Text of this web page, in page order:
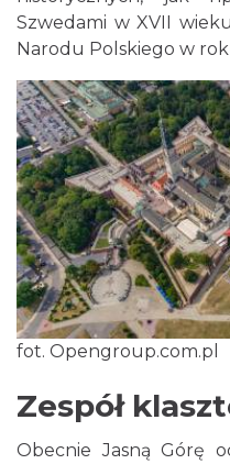
Szwedami w XVII
Narodu Polskiego w
fot. Opengroup.com.pl
Zespół
Obecnie Jasną Górę